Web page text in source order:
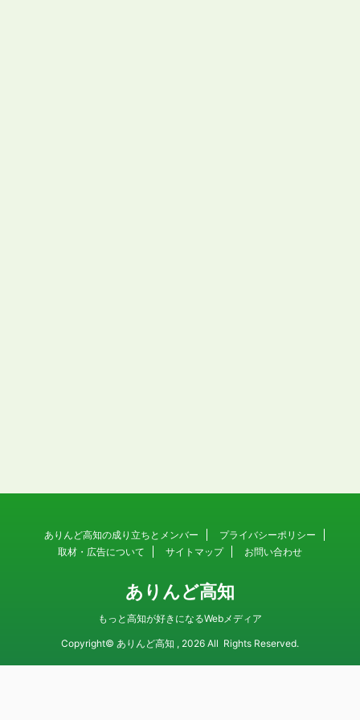
ありんど高知の成り立ちとメンバー
プライバシーポリシー
取材・広告について
サイトマップ お問い合わせ
ありんど高知
もっと高知が好きになるWebメディア
Copyright© ありんど高知 , 2026 All Rights Reserved.